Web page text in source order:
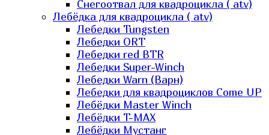
Снегоотвал для квадроцикла ( atv)
Лебёдка для квадроцикла ( atv)
Лебедки Tungsten
Лебедки ORT
Лебедки red BTR
Лебедки Super-Winch
Лебедки Warn (Варн)
Лебедки для квадроциклов Come UP
Лебёдки Master Winch
Лебёдки T-MAX
Лебёдки Мустанг